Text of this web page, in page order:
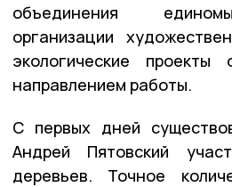
объединения
организации
экологические проекты
направлением работы.
С первых дней
Андрей Пятовский
деревьев. Точное